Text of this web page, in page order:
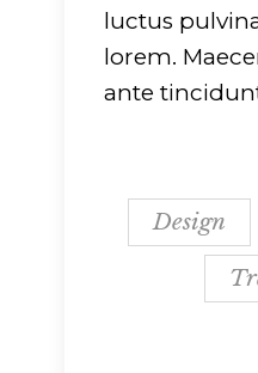
luctus
lorem.
ante
Design